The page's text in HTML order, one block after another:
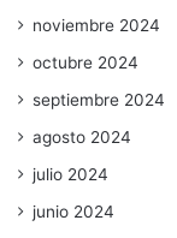
noviembre 2024
octubre 2024
septiembre 2024
agosto 2024
julio 2024
junio 2024